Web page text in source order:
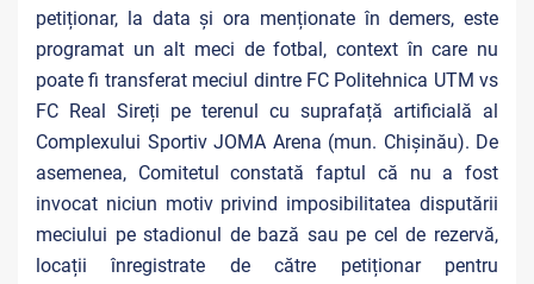
petiționar, la data și ora menționate în demers, este
programat un alt meci de fotbal, context în care nu
poate fi transferat meciul dintre FC Politehnica UTM vs
FC Real Sireți pe terenul cu suprafață artificială al
Complexului Sportiv JOMA Arena (mun. Chișinău). De
asemenea, Comitetul constată faptul că nu a fost
invocat niciun motiv privind imposibilitatea disputării
meciului pe stadionul de bază sau pe cel de rezervă,
locații înregistrate de către petiționar pentru